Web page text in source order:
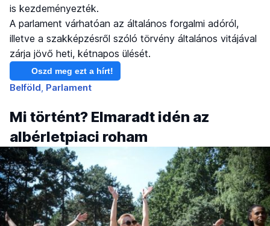
is kezdeményezték.
A parlament várhatóan az általános forgalmi adóról,
illetve a szakképzésről szóló törvény általános vitájával
zárja jövő heti, kétnapos ülését.
Oszd meg ezt a hírt!
Belföld Parlament
Mi történt? Elmaradt idén az
albérletpiaci roham